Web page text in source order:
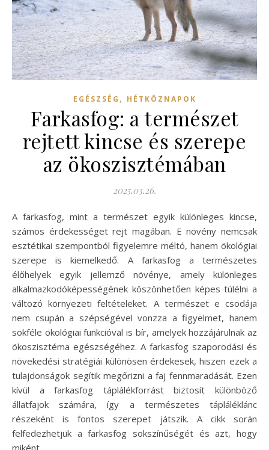
EGÉSZSÉG , HÉTKÖZNAPOK
Farkasfog: a természet
rejtett kincse és szerepe
az ökoszisztémában
2025.03.26.
A farkasfog, mint a természet egyik különleges kincse,
számos érdekességet rejt magában. E növény nemcsak
esztétikai szempontból figyelemre méltó, hanem ökológiai
szerepe is kiemelkedő. A farkasfog a természetes
élőhelyek egyik jellemző növénye, amely különleges
alkalmazkodóképességének köszönhetően képes túlélni a
változó környezeti feltételeket. A természet e csodája
nem csupán a szépségével vonzza a figyelmet, hanem
sokféle ökológiai funkcióval is bír, amelyek hozzájárulnak az
ökoszisztéma egészségéhez. A farkasfog szaporodási és
növekedési stratégiái különösen érdekesek, hiszen ezek a
tulajdonságok segítik megőrizni a faj fennmaradását. Ezen
kívül a farkasfog táplálékforrást biztosít különböző
állatfajok számára, így a természetes tápláléklánc
részeként is fontos szerepet játszik. A cikk során
felfedezhetjük a farkasfog sokszínűségét és azt, hogy